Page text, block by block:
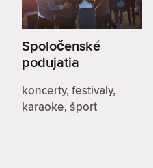
Spoločenské
podujatia
koncerty, festivaly,
karaoke, šport